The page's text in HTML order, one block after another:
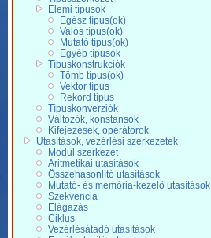
Elemi típusok
Egész típus(ok)
Valós típus(ok)
Mutató típus(ok)
Egyéb típusok
Típuskonstrukciók
Tömb típus(ok)
Vektor típus
Rekord típus
Típuskonverziók
Változók, konstansok
Kifejezések, operátorok
Utasítások, vezérlési szerkezetek
Modul szerkezet
Aritmetikai utasítások
Összehasonlító utasítások
Mutató- és memória-kezelő utasítások
Szekvencia
Elágazás
Ciklus
Vezérlésátadó utasítások